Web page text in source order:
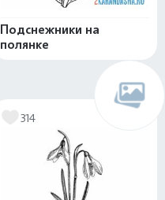
Подснежники на
полянке
314